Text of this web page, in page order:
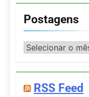
Postagens
Postagens
RSS Feed